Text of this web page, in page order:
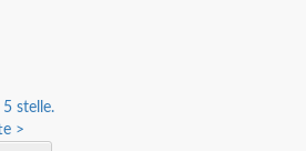
5 stelle.
>